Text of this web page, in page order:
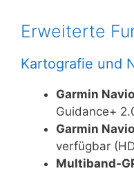
Erweiterte
Kartografie und
Garmin
Guidance+
Garmin
verfügbar
Multiband-